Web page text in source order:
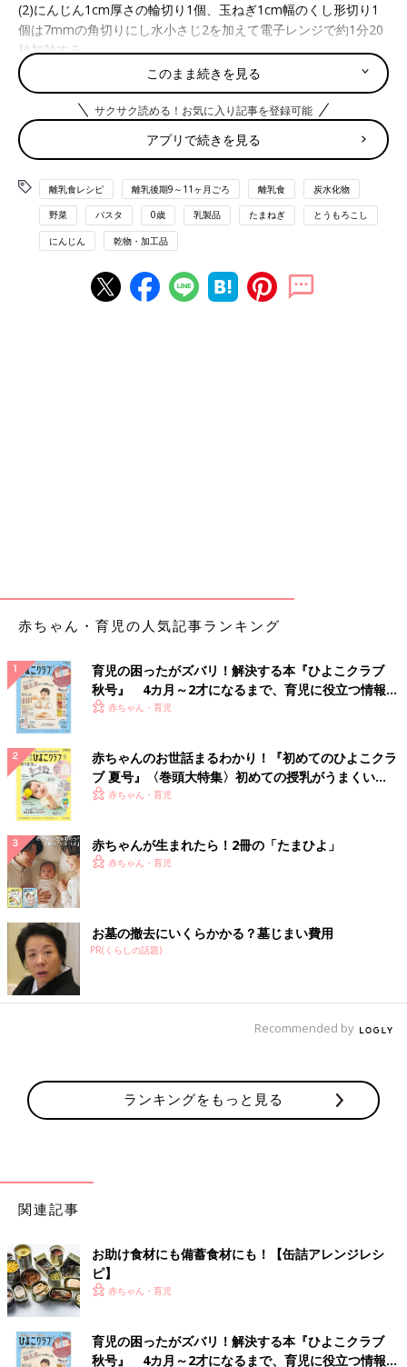
(2)にんじん1cm厚さの輪切り1個、玉ねぎ1cm幅のくし形切り1
個は7mmの角切りにし水小さじ2を加えて電子レンジで約1分20
秒加熱する。
(3)(2)にコーンクリーム(缶詰)・牛乳各大さじ1、規定量の湯で溶
いたべビーフードの野菜スープ(粉末)1袋を加えて混ぜ、電子レ
ンジでさらに約20秒加熱する。(1)を加えて混ぜ合わせる。
離乳食後期 9～11ヶ月[かみかみ期] 進め方、食材別レシピ、離乳
食動画 きほんの離乳食
おすすめレシピ 離乳食後期 9～11ヶ月ごろ
でOK！簡単レシピ４選【管理栄養士監
修】
下ごしらえだけでなく、複数食材を一緒にゆで
方・レシピ 離乳食後期9～11ヶ月ごろ
9～11ヶ月ごろから使える、野菜や果物などビ
タミン類を含む食材を使った、体の調子を整え
りんごとレーズン入りきんとん 作り
方・レシピ 離乳食後期9～11ヶ月ごろ
るビタミンのレシピをご紹介。りんごとレーズ
ン入りきんとん
乳製品のおすすめレシピ 離乳食後期 9～11ヶ月ごろ
ブロッコリー入りパングラタン 作り
になる炭水化物のレシピをご紹介。ブロッコリ
さやいんげんと里いものクリームパス
タ 作り方・レシピ 離乳食後期9～11ヶ
月ごろ
9～11ヶ月ごろから使える、米、めん、パンな
になる炭水化物のレシピをご紹介。トマトフレ
ブロッコリーとトマトのチキンピラフ
このまま続きを見る
サクサク読める！お気に入り記事を登録可能
アプリで続きを見る
離乳食レシピ 離乳後期9～11ヶ月ごろ 離乳食 炭水化物
野菜 パスタ 0歳 乳製品 たまねぎ とうもろこし
にんじん 乾物・加工品
赤ちゃん・育児の人気記事ランキング
育児の困ったがズバリ！解決する本『ひよこクラブ
秋号』 4カ月～2才になるまで、育児に役立つ情報が
いっぱい！
赤ちゃん・育児
赤ちゃんのお世話まるわかり！『初めてのひよこクラ
ブ 夏号』〈巻頭大特集〉初めての授乳がうまくい
く！ おっぱい・ミルクの基本と夏のトラブル 解決テ
赤ちゃん・育児
赤ちゃんが生まれたら！2冊の「たまひよ」
赤ちゃん・育児
お墓の撤去にいくらかかる？墓じまい費用
PR(くらしの話題)
Recommended by
ランキングをもっと見る
関連記事
お助け食材にも備蓄食材にも！【缶詰アレンジレシ
ピ】
赤ちゃん・育児
育児の困ったがズバリ！解決する本『ひよこクラブ
秋号』 4カ月～2才になるまで、育児に役立つ情報が